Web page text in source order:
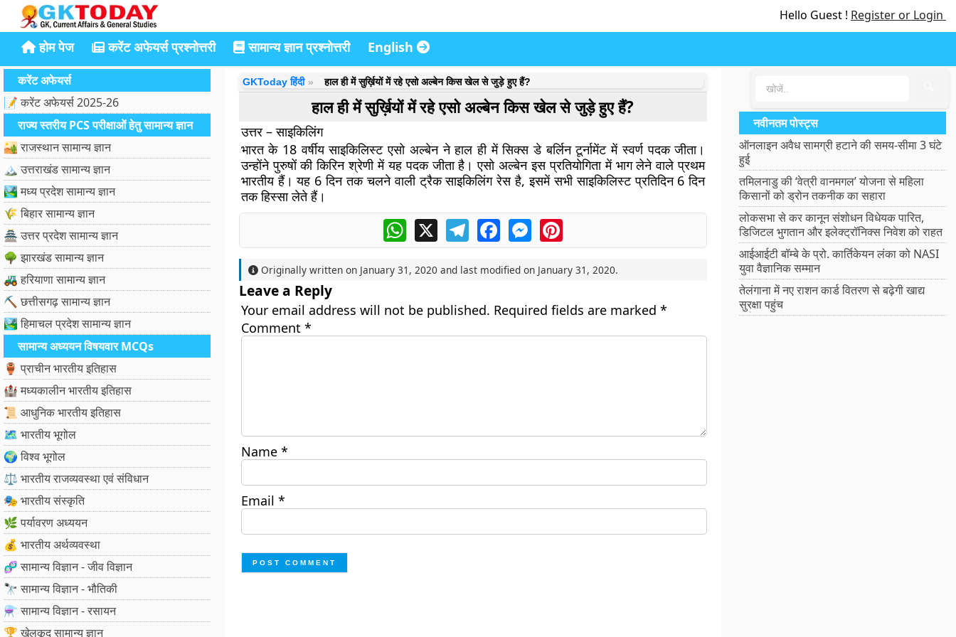
Hello Guest ! Register or Login
होम पेज करेंट अफेयर्स प्रश्नोत्तरी सामान्य ज्ञान प्रश्नोत्तरी English
करेंट अफेयर्स
📝 करेंट अफेयर्स 2025-26
राज्य स्तरीय PCS परीक्षाओं हेतु सामान्य ज्ञान
🏜️ राजस्थान सामान्य ज्ञान
🏔️ उत्तराखंड सामान्य ज्ञान
🏞️ मध्य प्रदेश सामान्य ज्ञान
🌾 बिहार सामान्य ज्ञान
🏯 उत्तर प्रदेश सामान्य ज्ञान
🌳 झारखंड सामान्य ज्ञान
🚜 हरियाणा सामान्य ज्ञान
⛏️ छत्तीसगढ़ सामान्य ज्ञान
🏞️ हिमाचल प्रदेश सामान्य ज्ञान
सामान्य अध्ययन विषयवार MCQs
🏺 प्राचीन भारतीय इतिहास
🏰 मध्यकालीन भारतीय इतिहास
📜 आधुनिक भारतीय इतिहास
🗺️ भारतीय भूगोल
🌍 विश्व भूगोल
⚖️ भारतीय राजव्यवस्था एवं संविधान
🎭 भारतीय संस्कृति
🌿 पर्यावरण अध्ययन
💰 भारतीय अर्थव्यवस्था
🧬 सामान्य विज्ञान - जीव विज्ञान
🔭 सामान्य विज्ञान - भौतिकी
⚗️ सामान्य विज्ञान - रसायन
🏆 खेलकूद सामान्य ज्ञान
GKToday हिंदी हाल ही में सुर्ख़ियों में रहे एसो अल्बेन किस खेल से जुड़े हुए हैं?
हाल ही में सुर्ख़ियों में रहे एसो अल्बेन किस खेल से जुड़े हुए हैं?
उत्तर – साइकिलिंग
भारत के 18 वर्षीय साइकिलिस्ट एसो अल्बेन ने हाल ही में सिक्स डे बर्लिन टूर्नामेंट में स्वर्ण पदक जीता।
उन्होंने पुरुषों की किरिन श्रेणी में यह पदक जीता है। एसो अल्बेन इस प्रतियोगिता में भाग लेने वाले प्रथम
भारतीय हैं। यह 6 दिन तक चलने वाली ट्रैक साइकिलिंग रेस है, इसमें सभी साइकिलिस्ट प्रतिदिन 6 दिन
तक हिस्सा लेते हैं।
WhatsApp
X TelegramFacebookMessengerPinterest
Originally written on January 31, 2020 and last modified on January 31, 2020.
Leave a Reply
Your email address will not be published. Required fields are marked *
Comment *
Name *
Email *
नवीनतम पोस्ट्स
ऑनलाइन अवैध सामग्री हटाने की समय-सीमा 3 घंटे
हुई
तमिलनाडु की ‘वेत्री वानमगल’ योजना से महिला
किसानों को ड्रोन तकनीक का सहारा
लोकसभा से कर कानून संशोधन विधेयक पारित,
डिजिटल भुगतान और इलेक्ट्रॉनिक्स निवेश को राहत
आईआईटी बॉम्बे के प्रो. कार्तिकेयन लंका को NASI
युवा वैज्ञानिक सम्मान
तेलंगाना में नए राशन कार्ड वितरण से बढ़ेगी खाद्य
सुरक्षा पहुंच